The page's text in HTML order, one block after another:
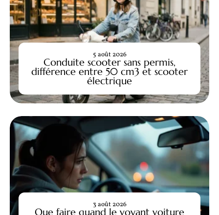
Conduite scooter sans permis,
différence entre 50 cm3 et scooter
électrique
5 août 2026
Que faire quand le voyant voiture
3 août 2026